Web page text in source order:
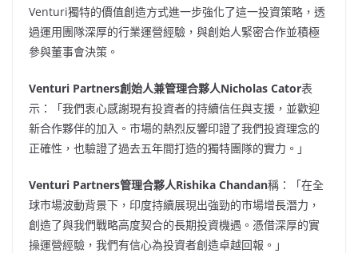
Venturi獨特的價值創造方式進一步強化了這一投資策略，透
過運用團隊深厚的行業運營經驗，與創始人緊密合作並積極
參與董事會決策。
Venturi Partners創始人兼管理合夥人Nicholas Cator表
示：「我們衷心感謝現有投資者的持續信任與支援，並歡迎
新合作夥伴的加入。市場的熱烈反響印證了我們投資理念的
正確性，也驗證了過去五年間打造的獨特團隊的實力。」
Venturi Partners管理合夥人Rishika Chandan稱：「在全
球市場波動背景下，印度持續展現出強勁的市場增長潛力，
創造了與我們戰略高度契合的長期投資機遇。憑借深厚的實
操運營經驗，我們有信心為投資者創造卓越回報。」